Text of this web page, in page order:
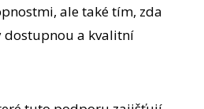
ale také tím, zda
dostupnou a kvalitní